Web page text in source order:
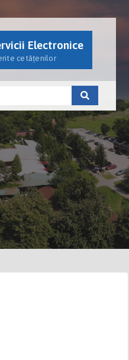
Electronice
cetățenilor